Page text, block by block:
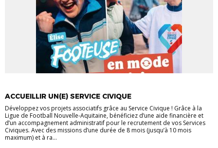
ACCUEILLIR UN(E) SERVICE CIVIQUE
Développez vos projets associatifs grâce au Service Civique ! Grâce à la
Ligue de Football Nouvelle-Aquitaine, bénéficiez d’une aide financière et
d’un accompagnement administratif pour le recrutement de vos Services
Civiques. Avec des missions d’une durée de 8 mois (jusqu’à 10 mois
maximum) et à ra...